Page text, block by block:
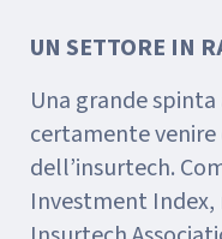
UN SETTORE IN
Una grande
certamente
dell’insurtech.
Investment